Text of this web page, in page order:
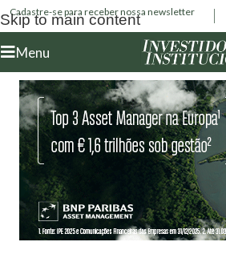
Skip to main content
Cadastre-se para receber nossa newsletter
Menu